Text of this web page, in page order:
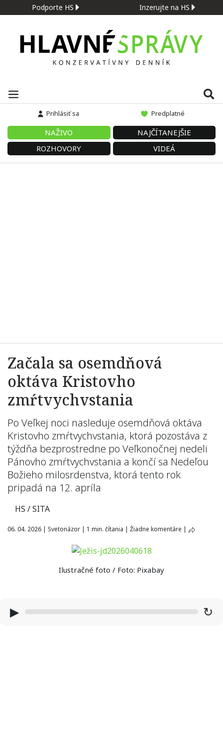
Podporte HS Inzerujte na HS
Prihlásiť sa Predplatné
NAŽIVO
NAJČÍTANEJŠIE
ROZHOVORY
VIDEÁ
Začala sa osemdňová
oktáva Kristovho
zmŕtvychvstania
Po Veľkej noci nasleduje osemdňová oktáva
Kristovho zmŕtvychvstania, ktorá pozostáva z
týždňa bezprostredne po Veľkonočnej nedeli
Pánovho zmŕtvychvstania a končí sa Nedeľou
Božieho milosrdenstva, ktorá tento rok
pripadá na 12. apríla
HS / SITA
06. 04. 2026 | Svetonázor | 1 min. čítania | Žiadne komentáre |
Ilustračné foto / Foto: Pixabay
▶ ↻